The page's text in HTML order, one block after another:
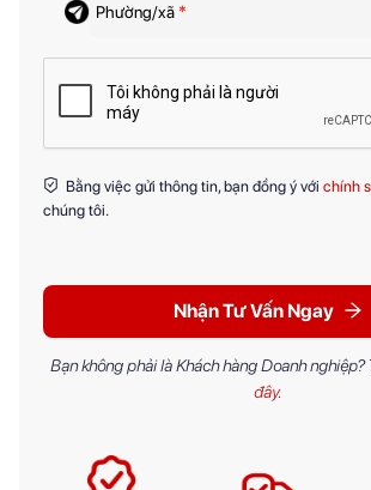
Phường/xã *
Bằng việc gửi thông tin, bạn đồng ý với chính
chúng tôi.
Nhận Tư Vấn Ngay
Bạn không phải là Khách hàng Doanh nghiệp?
đây.